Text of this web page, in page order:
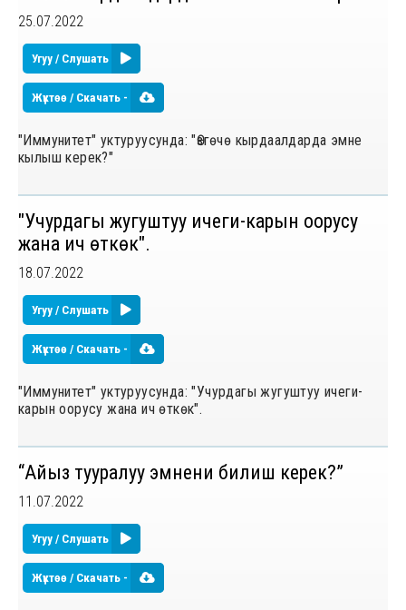
25.07.2022
Угуу / Слушать
Жүктөө / Скачать -
"Иммунитет" уктуруусунда: "Ѳзгѳчѳ кырдаалдарда эмне
кылыш керек?"
"Учурдагы жугуштуу ичеги-карын оорусу
жана ич ѳткѳк".
18.07.2022
Угуу / Слушать
Жүктөө / Скачать -
"Иммунитет" уктуруусунда: "Учурдагы жугуштуу ичеги-
карын оорусу жана ич ѳткѳк".
“Айыз тууралуу эмнени билиш керек?”
11.07.2022
Угуу / Слушать
Жүктөө / Скачать -